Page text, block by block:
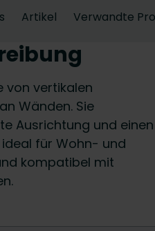
Artikel Verwandte
von vertikalen
Wänden. Sie
Ausrichtung und einen
ideal für Wohn- und
kompatibel mit